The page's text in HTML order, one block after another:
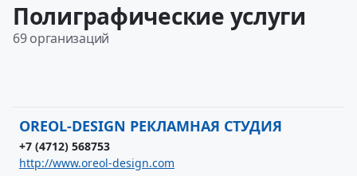
Полиграфические услуги
69 организаций
OREOL-DESIGN РЕКЛАМНАЯ СТУДИЯ
+7 (4712) 568753
http://www.oreol-design.com